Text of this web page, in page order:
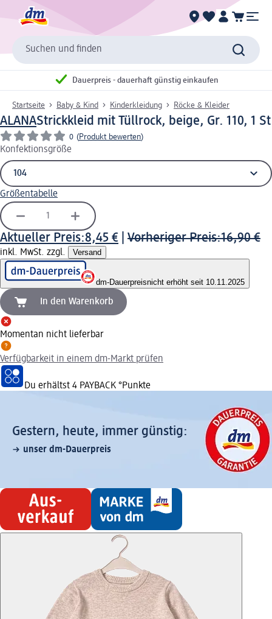
Suchen und finden
Dauerpreis - dauerhaft günstig einkaufen
Startseite Baby & Kind Kinderkleidung Röcke & Kleider
ALANAStrickkleid mit Tüllrock, beige, Gr. 110, 1 St
0 (Produkt bewerten)
Konfektionsgröße
Größentabelle
Aktueller Preis:8,45 € Vorheriger Preis:16,90 €
inkl. MwSt. zzgl. Versand
dm-Dauerpreisnicht erhöht seit 10.11.2025
In den Warenkorb
Momentan nicht lieferbar
Verfügbarkeit in einem dm-Markt prüfen
Du erhältst 4 PAYBACK °Punkte
Gestern, heute, immer günstig:
unser dm-Dauerpreis